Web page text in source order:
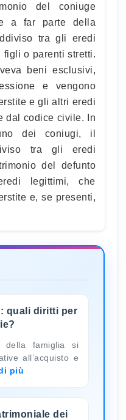
del coniuge
a far parte della
tra gli eredi
figli o parenti stretti.
beni esclusivi,
e vengono
e gli altri eredi
dal codice civile. In
dei coniugi, il
tra gli eredi
del defunto
legittimi, che
e, se presenti,
quali diritti per
della famiglia si
all’acquisto e
più
dei